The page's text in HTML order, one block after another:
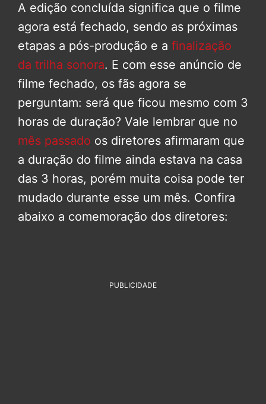
A edição concluída significa que o filme
agora está fechado, sendo as próximas
etapas a pós-produção e a finalização
da trilha sonora. E com esse anúncio de
filme fechado, os fãs agora se
perguntam: será que ficou mesmo com 3
horas de duração? Vale lembrar que no
mês passado os diretores afirmaram que
a duração do filme ainda estava na casa
das 3 horas, porém muita coisa pode ter
mudado durante esse um mês. Confira
abaixo a comemoração dos diretores:
PUBLICIDADE